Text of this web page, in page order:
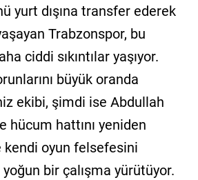
yurt dışına transfer ederek
Trabzonspor, bu
ciddi sıkıntılar yaşıyor.
büyük oranda
ekibi, şimdi ise Abdullah
hücum hattını yeniden
kendi oyun felsefesini
bir çalışma yürütüyor.